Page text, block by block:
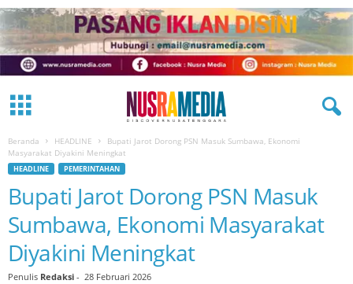
Beranda HEADLINE
Bupati Jarot Dorong PSN Masuk Sumbawa, Ekonomi
Masyarakat Diyakini Meningkat
HEADLINE PEMERINTAHAN
Bupati Jarot Dorong PSN Masuk
Sumbawa, Ekonomi Masyarakat
Diyakini Meningkat
Penulis Redaksi - 28 Februari 2026